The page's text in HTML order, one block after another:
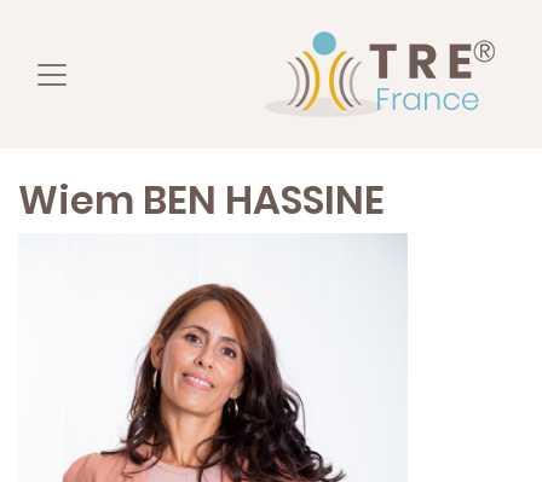
Wiem BEN HASSINE